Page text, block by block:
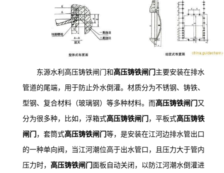
东源水利高压铸铁闸门和 高压铸铁闸门 主要安装在排水
管道的尾端，用于防止外水倒灌。材质分为不锈钢、铸铁、
型钢、复合材料（玻璃钢）等多种材料。而高压铸铁闸门 又
分为很多种，比如，浮箱式高压铸铁闸门 ，平板式高压铸铁
闸门 ，套筒式高压铸铁闸门 等，是安装在江河边排水管出口
的一种单向阀，当江河潮位高于出水管口，且压力大于管内
压力时， 高压铸铁闸门 面板自动关闭，以防江河潮水倒灌进